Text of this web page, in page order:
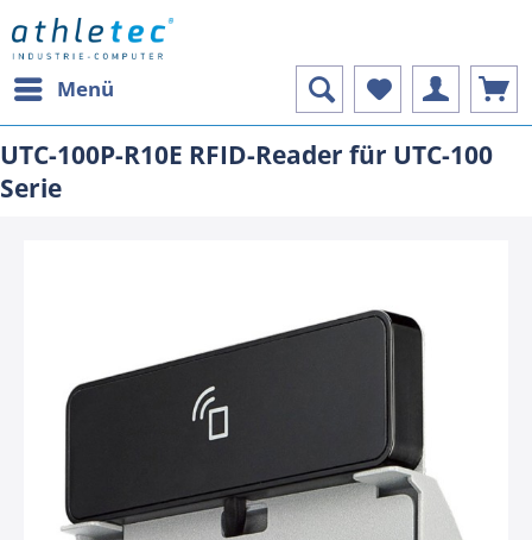
Menü
UTC-100P-R10E RFID-Reader für UTC-100
Serie